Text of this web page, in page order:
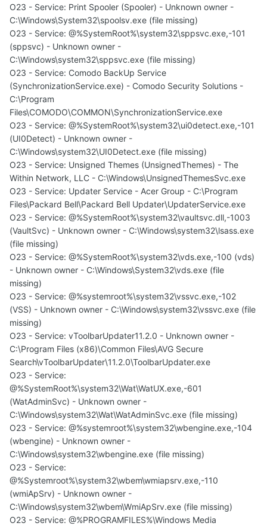
O23 - Service: Print Spooler (Spooler) - Unknown owner -
C:\Windows\System32\spoolsv.exe (file missing)
O23 - Service: @%SystemRoot%\system32\sppsvc.exe,-101
(sppsvc) - Unknown owner -
C:\Windows\system32\sppsvc.exe (file missing)
O23 - Service: Comodo BackUp Service
(SynchronizationService.exe) - Comodo Security Solutions -
C:\Program
Files\COMODO\COMMON\SynchronizationService.exe
O23 - Service: @%SystemRoot%\system32\ui0detect.exe,-101
(UI0Detect) - Unknown owner -
C:\Windows\system32\UI0Detect.exe (file missing)
O23 - Service: Unsigned Themes (UnsignedThemes) - The
Within Network, LLC - C:\Windows\UnsignedThemesSvc.exe
O23 - Service: Updater Service - Acer Group - C:\Program
Files\Packard Bell\Packard Bell Updater\UpdaterService.exe
O23 - Service: @%SystemRoot%\system32\vaultsvc.dll,-1003
(VaultSvc) - Unknown owner - C:\Windows\system32\lsass.exe
(file missing)
O23 - Service: @%SystemRoot%\system32\vds.exe,-100 (vds)
- Unknown owner - C:\Windows\System32\vds.exe (file
missing)
O23 - Service: @%systemroot%\system32\vssvc.exe,-102
(VSS) - Unknown owner - C:\Windows\system32\vssvc.exe (file
missing)
O23 - Service: vToolbarUpdater11.2.0 - Unknown owner -
C:\Program Files (x86)\Common Files\AVG Secure
Search\vToolbarUpdater\11.2.0\ToolbarUpdater.exe
O23 - Service:
@%SystemRoot%\system32\Wat\WatUX.exe,-601
(WatAdminSvc) - Unknown owner -
C:\Windows\system32\Wat\WatAdminSvc.exe (file missing)
O23 - Service: @%systemroot%\system32\wbengine.exe,-104
(wbengine) - Unknown owner -
C:\Windows\system32\wbengine.exe (file missing)
O23 - Service:
@%Systemroot%\system32\wbem\wmiapsrv.exe,-110
(wmiApSrv) - Unknown owner -
C:\Windows\system32\wbem\WmiApSrv.exe (file missing)
O23 - Service: @%PROGRAMFILES%\Windows Media